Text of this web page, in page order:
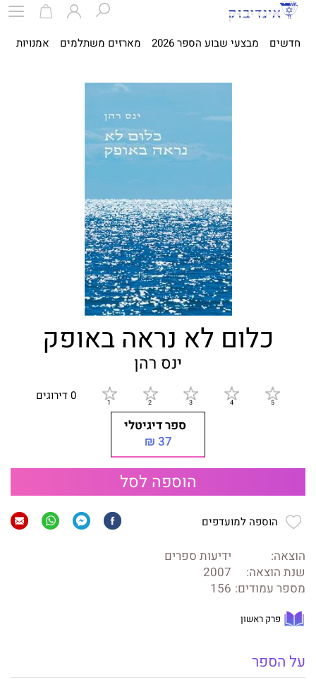
חדשים מבצעי שבוע הספר 2026 מארזים משתלמים אמנויות
כלום לא נראה באופק
ינס רהן
0 דירוגים
ספר דיגיטלי
37 ₪
הוספה לסל
הוספה למועדפים
הוצאה:
ידיעות ספרים
שנת הוצאה:
2007
מספר עמודים: 156
פרק ראשון
על הספר